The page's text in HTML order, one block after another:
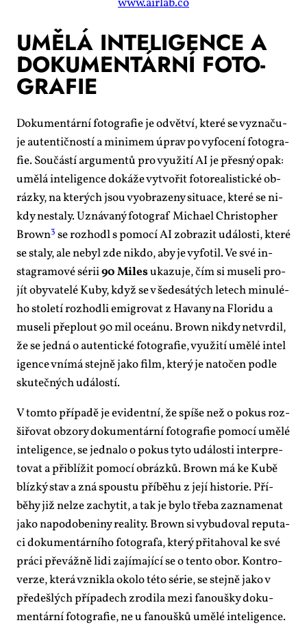
www.airlab.co
UMĚ­LÁ IN­TE­LI­GEN­CE A
DO­KU­MEN­TÁR­NÍ FO­TO­
GRA­FIE
Do­ku­men­tár­ní fo­to­gra­fie je od­vět­ví, kte­ré se vy­zna­ču­
je au­ten­tič­nos­tí a mi­ni­mem úprav po vy­fo­ce­ní fo­to­gra­
fie. Sou­čás­tí ar­gu­men­tů pro vy­u­ži­tí AI je přes­ný opak:
umě­lá in­te­li­gen­ce do­ká­že vy­tvo­řit fo­to­re­a­lis­tic­ké ob­
ráz­ky, na kte­rých jsou vy­ob­ra­ze­ny si­tu­a­ce, kte­ré se ni­
kdy ne­sta­ly. Uzná­va­ný fo­to­graf Mi­cha­el Chris­to­pher
Brown3 se roz­ho­dl s po­mo­cí AI zob­ra­zit udá­los­ti, kte­ré
se sta­ly, ale ne­byl zde ni­kdo, aby je vy­fo­til. Ve své in­
stagra­mo­vé sé­rii90 Mi­lesuka­zu­je, čím si mu­se­li pro­
jít oby­va­te­lé Ku­by, když se v še­de­sá­tých le­tech mi­nu­lé­
ho sto­le­tí roz­hod­li emi­gro­vat z Ha­va­ny na Flo­ri­du a
mu­se­li pře­plout 90 mil oce­á­nu. Brown ni­kdy ne­tvr­dil,
že se jed­ná o au­ten­tic­ké fo­to­gra­fie, vy­u­ži­tí umě­lé in­te­l
i­gen­ce vní­má stej­ně ja­ko film, kte­rý je na­to­čen pod­le
sku­teč­ných udá­los­tí.
V tom­to pří­pa­dě je evi­dent­ní, že spí­še než o po­kus roz­
ši­řo­vat ob­zo­ry do­ku­men­tár­ní fo­to­gra­fie po­mo­cí umě­lé
in­te­li­gen­ce, se jed­na­lo o po­kus ty­to udá­los­ti in­ter­pre­
to­vat a při­blí­žit po­mo­cí ob­ráz­ků. Brown má ke Kubě
blíz­ký stav a zná spous­tu pří­bě­hu z je­jí his­to­rie. Pří­
běhy již nelze za­chy­tit, a tak je by­lo tře­ba za­zna­me­nat
ja­ko na­po­do­be­ni­ny re­a­li­ty. Brown si vy­bu­do­val re­pu­ta­
ci do­ku­men­tár­ní­ho fo­to­gra­fa, kte­rý při­ta­ho­val ke své
prá­ci pře­váž­ně li­di za­jí­ma­jí­cí se o ten­to obor. Kon­tro­
ver­ze, kte­rá vznik­la oko­lo té­to sé­rie, se stej­ně ja­ko v
pře­de­šlých pří­pa­dech zro­di­la me­zi fa­nouš­ky do­ku­
men­tár­ní fo­to­gra­fie, ne u fa­nouš­ků umě­lé in­te­li­gen­ce.